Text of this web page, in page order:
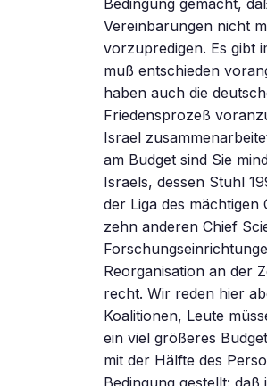
Bedingung gemacht,
Vereinbarungen nicht
vorzupredigen. Es gibt
muß entschieden
haben auch die
Friedensprozeß
Israel
am Budget sind Sie
Israels, dessen Stuhl
der Liga des
zehn anderen Chief
Reorganisation an der
recht. Wir reden hier
Koalitionen, Leute
ein viel größeres
mit der Hälfte des
Bedingung gestellt: